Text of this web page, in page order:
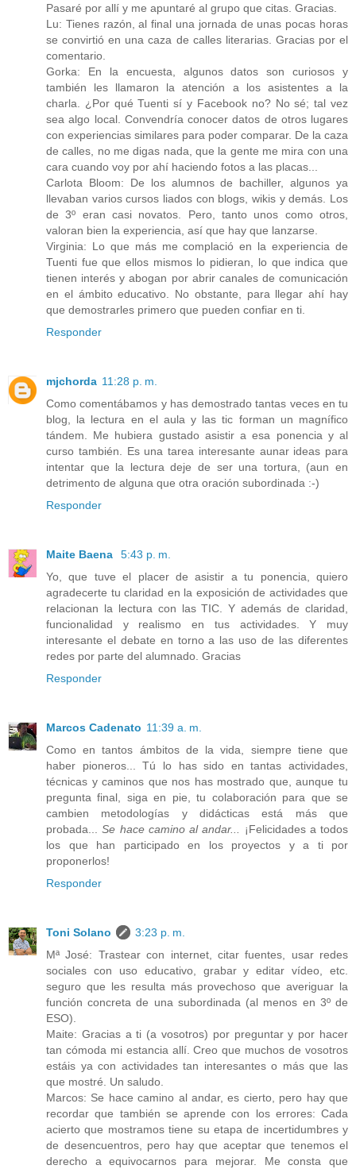
Pasaré por allí y me apuntaré al grupo que citas. Gracias.
Lu: Tienes razón, al final una jornada de unas pocas horas
se convirtió en una caza de calles literarias. Gracias por el
comentario.
Gorka: En la encuesta, algunos datos son curiosos y
también les llamaron la atención a los asistentes a la
charla. ¿Por qué Tuenti sí y Facebook no? No sé; tal vez
sea algo local. Convendría conocer datos de otros lugares
con experiencias similares para poder comparar. De la caza
de calles, no me digas nada, que la gente me mira con una
cara cuando voy por ahí haciendo fotos a las placas...
Carlota Bloom: De los alumnos de bachiller, algunos ya
llevaban varios cursos liados con blogs, wikis y demás. Los
de 3º eran casi novatos. Pero, tanto unos como otros,
valoran bien la experiencia, así que hay que lanzarse.
Virginia: Lo que más me complació en la experiencia de
Tuenti fue que ellos mismos lo pidieran, lo que indica que
tienen interés y abogan por abrir canales de comunicación
en el ámbito educativo. No obstante, para llegar ahí hay
que demostrarles primero que pueden confiar en ti.
Responder
mjchorda 11:28 p. m.
Como comentábamos y has demostrado tantas veces en tu
blog, la lectura en el aula y las tic forman un magnífico
tándem. Me hubiera gustado asistir a esa ponencia y al
curso también. Es una tarea interesante aunar ideas para
intentar que la lectura deje de ser una tortura, (aun en
detrimento de alguna que otra oración subordinada :-)
Responder
Maite Baena
5:43 p. m.
Yo, que tuve el placer de asistir a tu ponencia, quiero
agradecerte tu claridad en la exposición de actividades que
relacionan la lectura con las TIC. Y además de claridad,
funcionalidad y realismo en tus actividades. Y muy
interesante el debate en torno a las uso de las diferentes
redes por parte del alumnado. Gracias
Responder
Marcos Cadenato 11:39 a. m.
Como en tantos ámbitos de la vida, siempre tiene que
haber pioneros... Tú lo has sido en tantas actividades,
técnicas y caminos que nos has mostrado que, aunque tu
pregunta final, siga en pie, tu colaboración para que se
cambien metodologías y didácticas está más que
probada...Se hace camino al andar...
¡Felicidades a todos
los que han participado en los proyectos y a ti por
proponerlos!
Responder
Toni Solano
3:23 p. m.
Mª José: Trastear con internet, citar fuentes, usar redes
sociales con uso educativo, grabar y editar vídeo, etc.
seguro que les resulta más provechoso que averiguar la
función concreta de una subordinada (al menos en 3º de
ESO).
Maite: Gracias a ti (a vosotros) por preguntar y por hacer
tan cómoda mi estancia allí. Creo que muchos de vosotros
estáis ya con actividades tan interesantes o más que las
que mostré. Un saludo.
Marcos: Se hace camino al andar, es cierto, pero hay que
recordar que también se aprende con los errores: Cada
acierto que mostramos tiene su etapa de incertidumbres y
de desencuentros, pero hay que aceptar que tenemos el
derecho a equivocarnos para mejorar. Me consta que